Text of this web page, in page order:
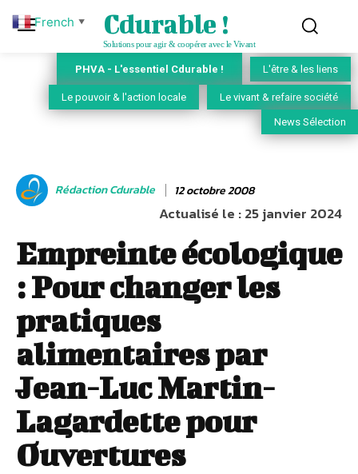
Cdurable !
Solutions pour agir & coopérer avec le Vivant
PHVA - L'essentiel Cdurable ! L'être & les liens
Le pouvoir & l'action locale Le vivant & refaire société
News Sélection
Rédaction Cdurable 12 octobre 2008
Actualisé le :25 janvier 2024
Empreinte écologique
: Pour changer les
pratiques
alimentaires par
Jean-Luc Martin-
Lagardette pour
Ouvertures
French ▼